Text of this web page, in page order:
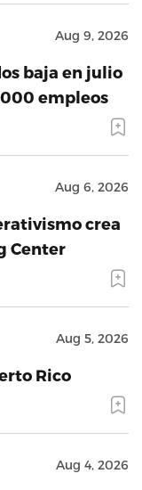
Aug 9, 2026
baja en julio
empleos
Aug 6, 2026
crea
Center
Aug 5, 2026
Rico
Aug 4, 2026